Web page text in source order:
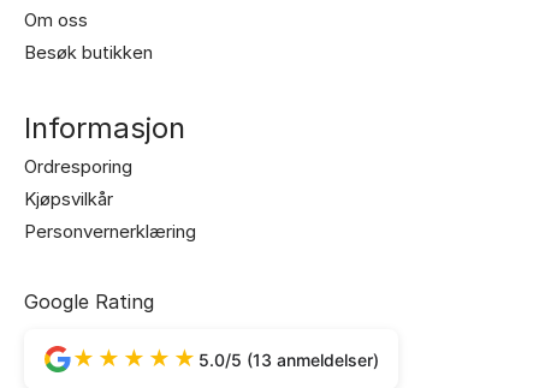
Om oss
Besøk butikken
Informasjon
Ordresporing
Kjøpsvilkår
Personvernerklæring
Google Rating
★★★★★ 5.0/5 (13 anmeldelser)